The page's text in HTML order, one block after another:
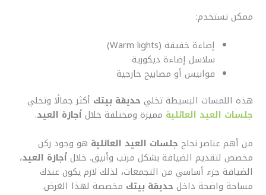
ممكن تستخدم:
إضاءة خفيفة (Warm lights)
سلاسل إضاءة ديكورية
فوانيس أو مصابيح خارجية
هذه اللمسات البسيطة تخلي حديقة بيتك أكثر جمالًا وتخلي
جلسات العيد العائلية مميزة ومختلفة خلالأجازة العيد.
من أهم عناصر نجاح جلسات العيد العائلية هو وجود ركن
مخصص لتقديم الضيافة بشكل مرتب وأنيق. خلالأجازة العيد،
الضيافة جزء أساسي من التجمعات، لذلك لازم يكون عندك
مساحة واضحة داخل حديقة بيتك مخصصة لهذا الغرض.